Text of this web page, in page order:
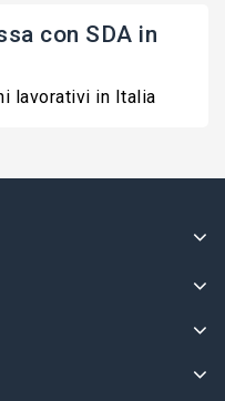
con SDA in
lavorativi in Italia